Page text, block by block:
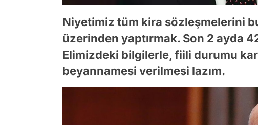
Niyetimiz tüm kira sözleşmelerini
üzerinden yaptırmak. Son 2 ayda
Elimizdeki bilgilerle, fiili durumu
beyannamesi verilmesi lazım.